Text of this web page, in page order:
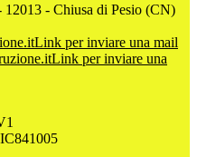
- Chiusa di Pesio (CN)
Link per inviare una mail
Link per inviare una